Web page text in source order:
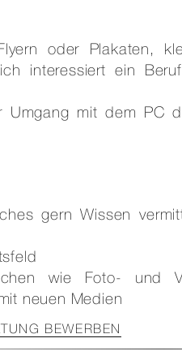
oder Plakaten,
interessiert ein
Umgang mit dem PC
gern Wissen
wie Foto- und
neuen Medien
BEWERBEN